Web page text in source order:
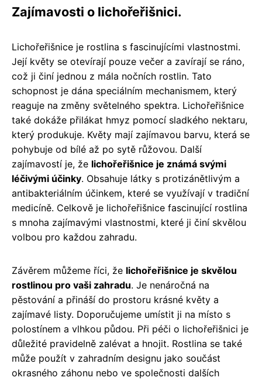
Zajímavosti o lichořeřišnici.
Lichořeřišnice je rostlina s fascinujícími vlastnostmi.
Její květy se otevírají pouze večer a zavírají se ráno,
což ji činí jednou z mála nočních rostlin. Tato
schopnost je dána speciálním mechanismem, který
reaguje na změny světelného spektra. Lichořeřišnice
také dokáže přilákat hmyz pomocí sladkého nektaru,
který produkuje. Květy mají zajímavou barvu, která se
pohybuje od bílé až po sytě růžovou. Další
zajímavostí je, že lichořeřišnice je známá svými
léčivými účinky. Obsahuje látky s protizánětlivým a
antibakteriálním účinkem, které se využívají v tradiční
medicíně. Celkově je lichořeřišnice fascinující rostlina
s mnoha zajímavými vlastnostmi, které ji činí skvělou
volbou pro každou zahradu.
Závěrem můžeme říci, že lichořeřišnice je skvělou
rostlinou pro vaši zahradu. Je nenáročná na
pěstování a přináší do prostoru krásné květy a
zajímavé listy. Doporučujeme umístit ji na místo s
polostínem a vlhkou půdou. Při péči o lichořeřišnici je
důležité pravidelně zalévat a hnojit. Rostlina se také
může použít v zahradním designu jako součást
okrasného záhonu nebo ve společnosti dalších